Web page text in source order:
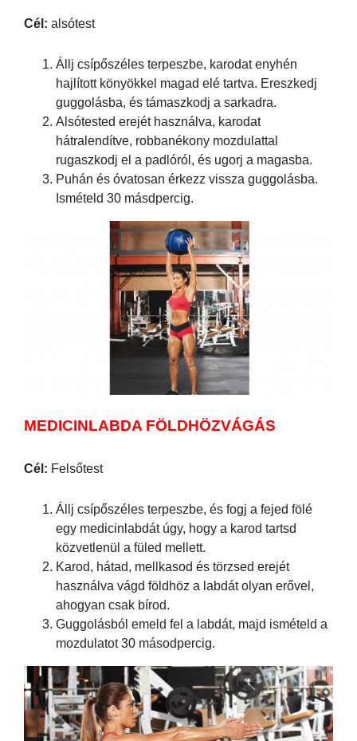
Cél: alsótest
Állj csípőszéles terpeszbe, karodat enyhén
hajlított könyökkel magad elé tartva. Ereszkedj
guggolásba, és támaszkodj a sarkadra.
Alsótested erejét használva, karodat
hátralendítve, robbanékony mozdulattal
rugaszkodj el a padlóról, és ugorj a magasba.
Puhán és óvatosan érkezz vissza guggolásba.
Ismételd 30 másdpercig.
MEDICINLABDA FÖLDHÖZVÁGÁS
Cél: Felsőtest
Állj csípőszéles terpeszbe, és fogj a fejed fölé
egy medicinlabdát úgy, hogy a karod tartsd
közvetlenül a füled mellett.
Karod, hátad, mellkasod és törzsed erejét
használva vágd földhöz a labdát olyan erővel,
ahogyan csak bírod.
Guggolásból emeld fel a labdát, majd ismételd a
mozdulatot 30 másodpercig.